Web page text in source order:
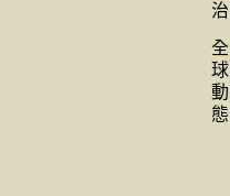
治
全
球
動
態